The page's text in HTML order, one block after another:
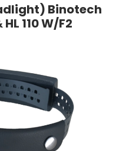
Binotech
HL 110 W/F2